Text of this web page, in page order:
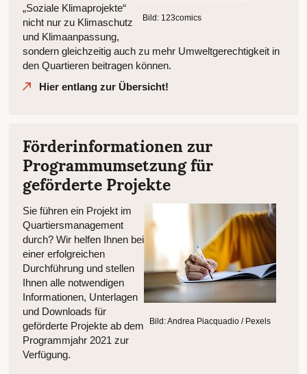
Bild: 123comics
„Soziale Klimaprojekte“
nicht nur zu Klimaschutz
und Klimaanpassung,
sondern gleichzeitig auch zu mehr Umweltgerechtigkeit in
den Quartieren beitragen können.
Hier entlang zur Übersicht!
Förderinformationen zur
Programmumsetzung für
geförderte Projekte
Bild: Andrea Piacquadio / Pexels
Sie führen ein Projekt im
Quartiersmanagement
durch? Wir helfen Ihnen bei
einer erfolgreichen
Durchführung und stellen
Ihnen alle notwendigen
Informationen, Unterlagen
und Downloads für
geförderte Projekte ab dem
Programmjahr 2021 zur
Verfügung.